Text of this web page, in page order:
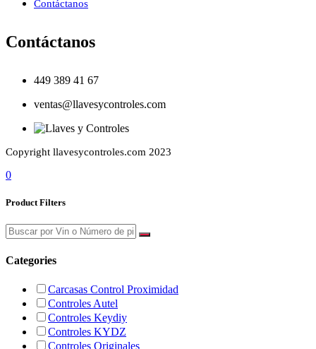
Contáctanos
Contáctanos
449 389 41 67
ventas@llavesycontroles.com
Copyright llavesycontroles.com 2023
0
Product Filters
Categories
Carcasas Control Proximidad
Controles Autel
Controles Keydiy
Controles KYDZ
Controles Originales